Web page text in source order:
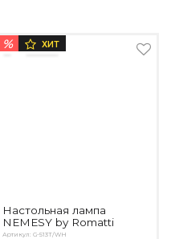
% ХИТ
Настольная лампа
NEMESY by Romatti
Артикул: G-513T/WH